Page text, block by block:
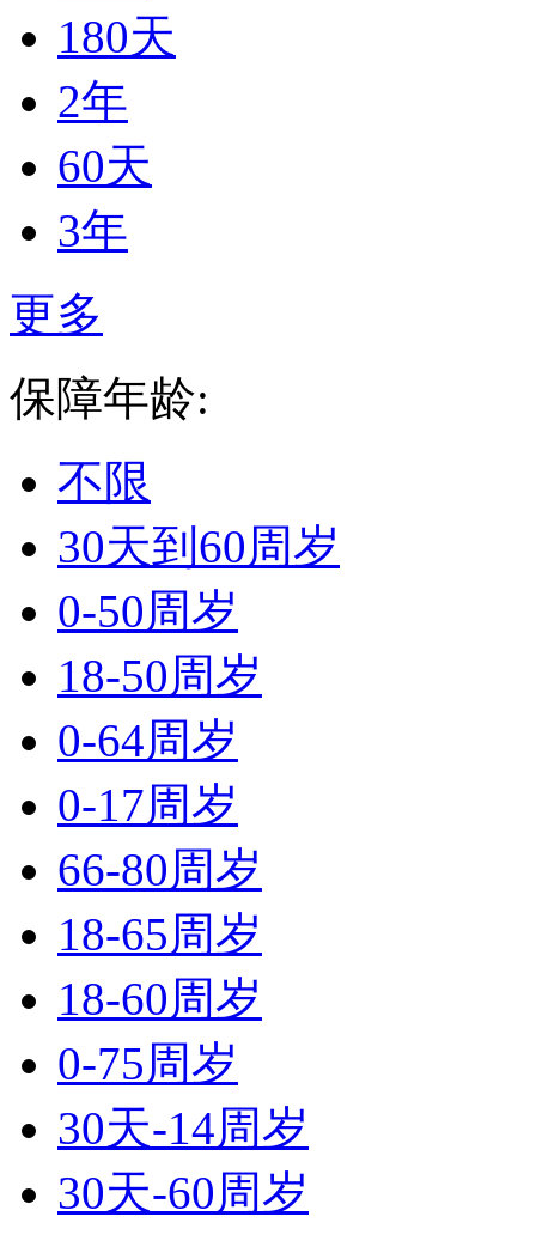
180天
2年
60天
3年
更多
保障年龄:
不限
30天到60周岁
0-50周岁
18-50周岁
0-64周岁
0-17周岁
66-80周岁
18-65周岁
18-60周岁
0-75周岁
30天-14周岁
30天-60周岁